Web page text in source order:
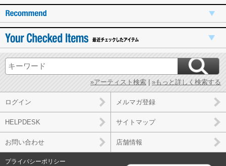
»アーティスト検索 »もっと詳しく検索する
ログイン メルマガ登録
HELPDESK サイトマップ
お問い合わせ 店舗情報
プライバシーポリシー